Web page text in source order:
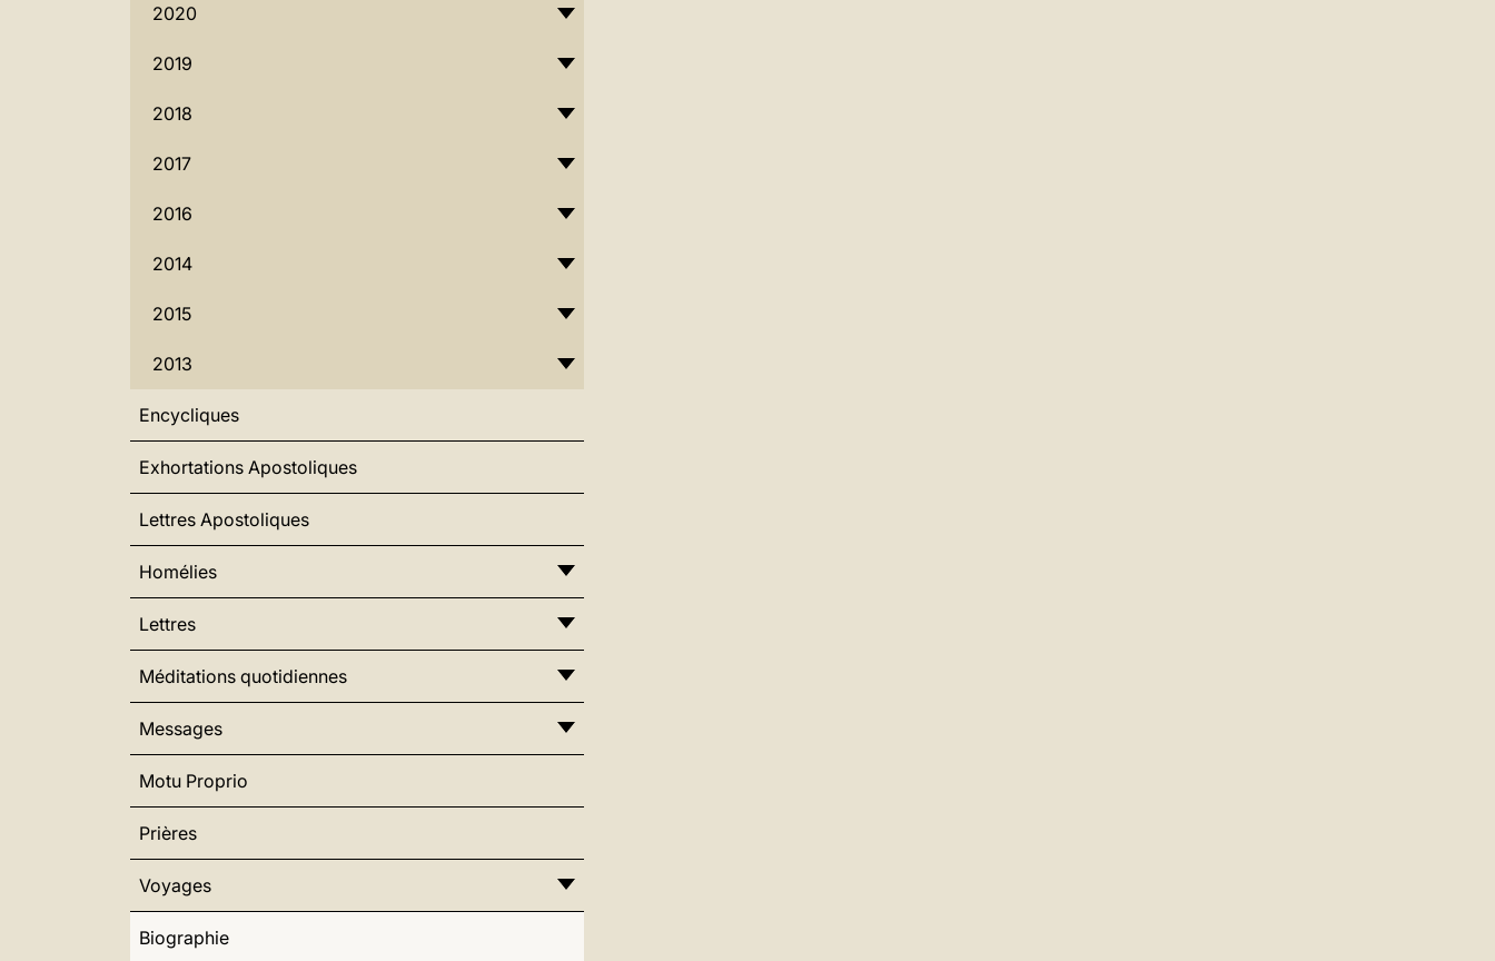
2020
2019
2018
2017
2016
2014
2015
2013
Encycliques
Exhortations Apostoliques
Lettres Apostoliques
Homélies
Lettres
Méditations quotidiennes
Messages
Motu Proprio
Prières
Voyages
Biographie